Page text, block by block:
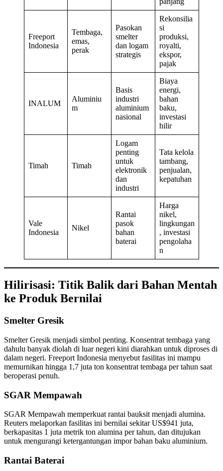
Freeport
Indonesia
Tembaga,
emas,
perak
Pasokan
smelter
dan logam
strategis
Rekonsilia
si
produksi,
royalti,
ekspor,
pajak
INALUM
Aluminiu
m
Basis
industri
aluminium
nasional
Biaya
energi,
bahan
baku,
investasi
hilir
Timah Timah
Logam
penting
untuk
elektronik
dan
industri
Tata kelola
tambang,
penjualan,
kepatuhan
Vale
Indonesia
Nikel
Rantai
pasok
bahan
baterai
Harga
nikel,
lingkungan
, investasi
pengolaha
n
Hilirisasi: Titik Balik dari Bahan Mentah
ke Produk Bernilai
Smelter Gresik
Smelter Gresik menjadi simbol penting. Konsentrat tembaga yang
dahulu banyak diolah di luar negeri kini diarahkan untuk diproses di
dalam negeri. Freeport Indonesia menyebut fasilitas ini mampu
memurnikan hingga 1,7 juta ton konsentrat tembaga per tahun saat
beroperasi penuh.
SGAR Mempawah
SGAR Mempawah memperkuat rantai bauksit menjadi alumina.
Reuters melaporkan fasilitas ini bernilai sekitar US$941 juta,
berkapasitas 1 juta metrik ton alumina per tahun, dan ditujukan
untuk mengurangi ketergantungan impor bahan baku aluminium.
Rantai Baterai